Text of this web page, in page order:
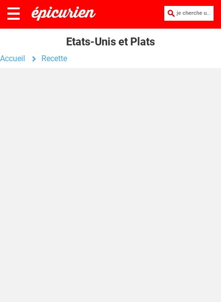
je cherche une recette :
Etats-Unis et Plats
Accueil Recette